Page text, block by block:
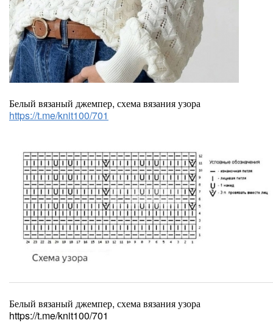
Белый вязаный джемпер, схема вязания узора
https://t.me/knit100/701
Белый вязаный джемпер, схема вязания узора
https://t.me/knit100/701